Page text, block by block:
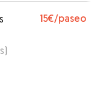
15€/paseo
)